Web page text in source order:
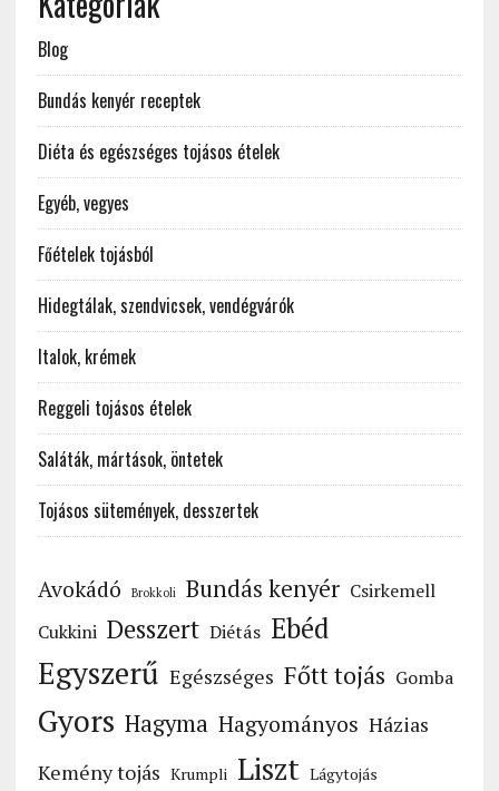
Blog
Bundás kenyér receptek
Diéta és egészséges tojásos ételek
Egyéb, vegyes
Főételek tojásból
Hidegtálak, szendvicsek, vendégvárók
Italok, krémek
Reggeli tojásos ételek
Saláták, mártások, öntetek
Tojásos sütemények, desszertek
Avokádó Brokkoli Bundás kenyér Csirkemell
Cukkini Desszert Diétás Ebéd
Egyszerű Egészséges Főtt tojás Gomba
Gyors Hagyma Hagyományos Házias
Kemény tojás Krumpli Liszt Lágytojás